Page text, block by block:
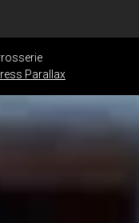
Parallax